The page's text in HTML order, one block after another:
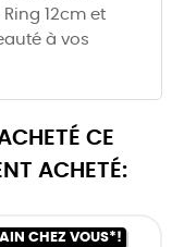
12cm et
à vos
CE
ACHETÉ:
CHEZ VOUS*!